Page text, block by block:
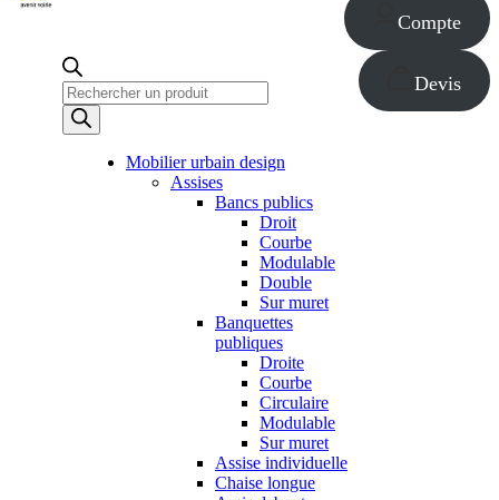
Recherche
de
produits
Compte
Devis
Mobilier urbain design
Assises
Bancs publics
Droit
Courbe
Modulable
Double
Sur muret
Banquettes
publiques
Droite
Courbe
Circulaire
Modulable
Sur muret
Assise individuelle
Chaise longue